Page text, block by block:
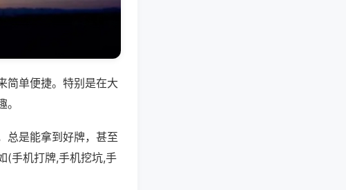
简单便捷。特别是在大
总是能拿到好牌，甚至
(手机打牌,手机挖坑,手